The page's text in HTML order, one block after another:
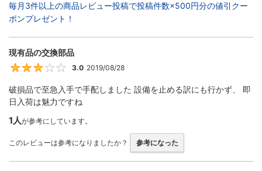
毎月3件以上の商品レビュー投稿で投稿件数×500円分の値引クー
ポンプレゼント！
現有品の交換部品
3
3.0 2019/08/28
破損品で至急入手で手配しました 設備を止める訳にも行かず、 即
日入荷は魅力ですね
1人が参考にしています。
このレビューは参考になりましたか？ 参考になった